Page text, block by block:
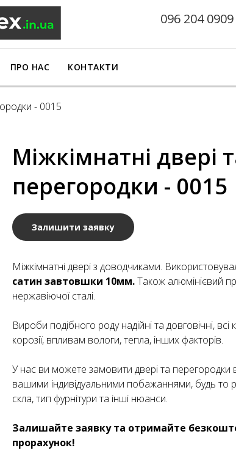
096 204 0909
ПРО НАС КОНТАКТИ
- 0015
Міжкімнатні двері
перегородки - 0015
Залишити заявку
Міжкімнатні двері з доводчиками.
сатин завтовшки 10мм.Також алюмінієвий
нержавіючої сталі.
Вироби подібного роду надійні та довговічні,
корозії, впливам вологи, тепла, інших факторів.
У нас ви можете замовити двері та перегородки
вашими індивідуальними побажаннями, будь то
скла, тип фурнітури та інші нюанси.
Залишайте заявку та отримайте
прорахунок!